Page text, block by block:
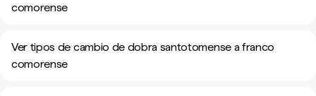
comorense
Ver tipos de cambio de dobra santotomense a franco
comorense